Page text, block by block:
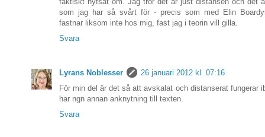
som jag har så svårt för - precis som med Elin
fastnar liksom inte hos mig, fast jag i teorin vill gilla.
Svara
Lyrans Noblesser
26 januari 2012 kl. 07:16
För min del är det så att avskalat och distanserat fungerar
har ngn annan anknytning till texten.
Svara